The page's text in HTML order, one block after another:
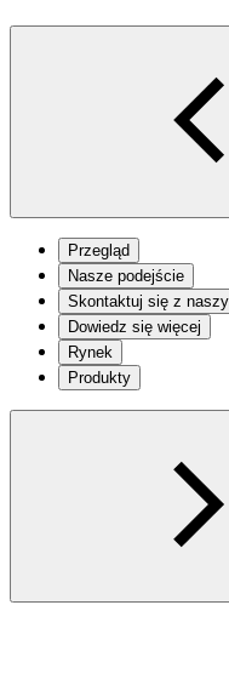
Przegląd
Nasze podejście
Skontaktuj się z
Dowiedz się więcej
Rynek
Produkty